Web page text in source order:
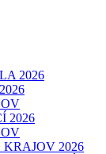
2026
2026
2026